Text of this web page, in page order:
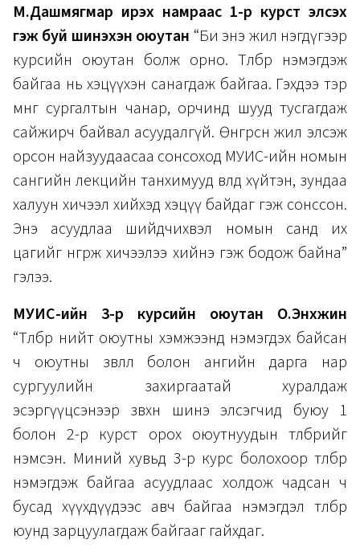
М.Дашмягмар ирэх намраас 1-р курст элсэх
гэж буй шинэхэн оюутан “Би энэ жил нэгдүгээр
курсийн оюутан болж орно. Төлбөр нэмэгдэж
байгаа нь хэцүүхэн санагдаж байгаа. Гэхдээ тэр
мөнгө сургалтын чанар, орчинд шууд тусгагдаж
сайжирч байвал асуудалгүй. Өнгөрсөн жил элсэж
орсон найзуудаасаа сонсоход МУИС-ийн номын
сангийн лекцийн танхимууд өвөлдөө хүйтэн, зундаа
халуун хичээл хийхэд хэцүү байдаг гэж сонссон.
Энэ асуудлаа шийдчихвэл номын санд их
цагийг өнгөрөөж хичээлээ хийнэ гэж бодож байна”
гэлээ.
МУИС-ийн 3-р курсийн оюутан О.Энхжин
“Төлбөр нийт оюутны хэмжээнд нэмэгдэх байсан
ч оюутны зөвлөл болон ангийн дарга нар
сургуулийн захиргаатай хуралдаж
эсэргүүцсэнээр зөвхөн шинэ элсэгчид буюу 1
болон 2-р курст орох оюутнуудын төлбөрийг
нэмсэн. Миний хувьд 3-р курс болохоор төлбөр
нэмэгдэж байгаа асуудлаас холдож чадсан ч
бусад хүүхдүүдээс авч байгаа нэмэгдэл төлбөр
юунд зарцуулагдаж байгааг гайхдаг.